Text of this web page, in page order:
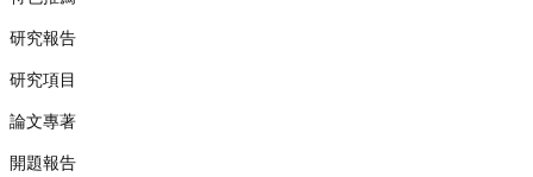
研究報告
研究項目
論文專著
開題報告